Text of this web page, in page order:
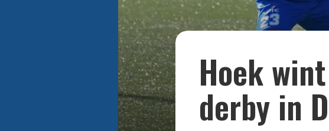
Hoek
derby in